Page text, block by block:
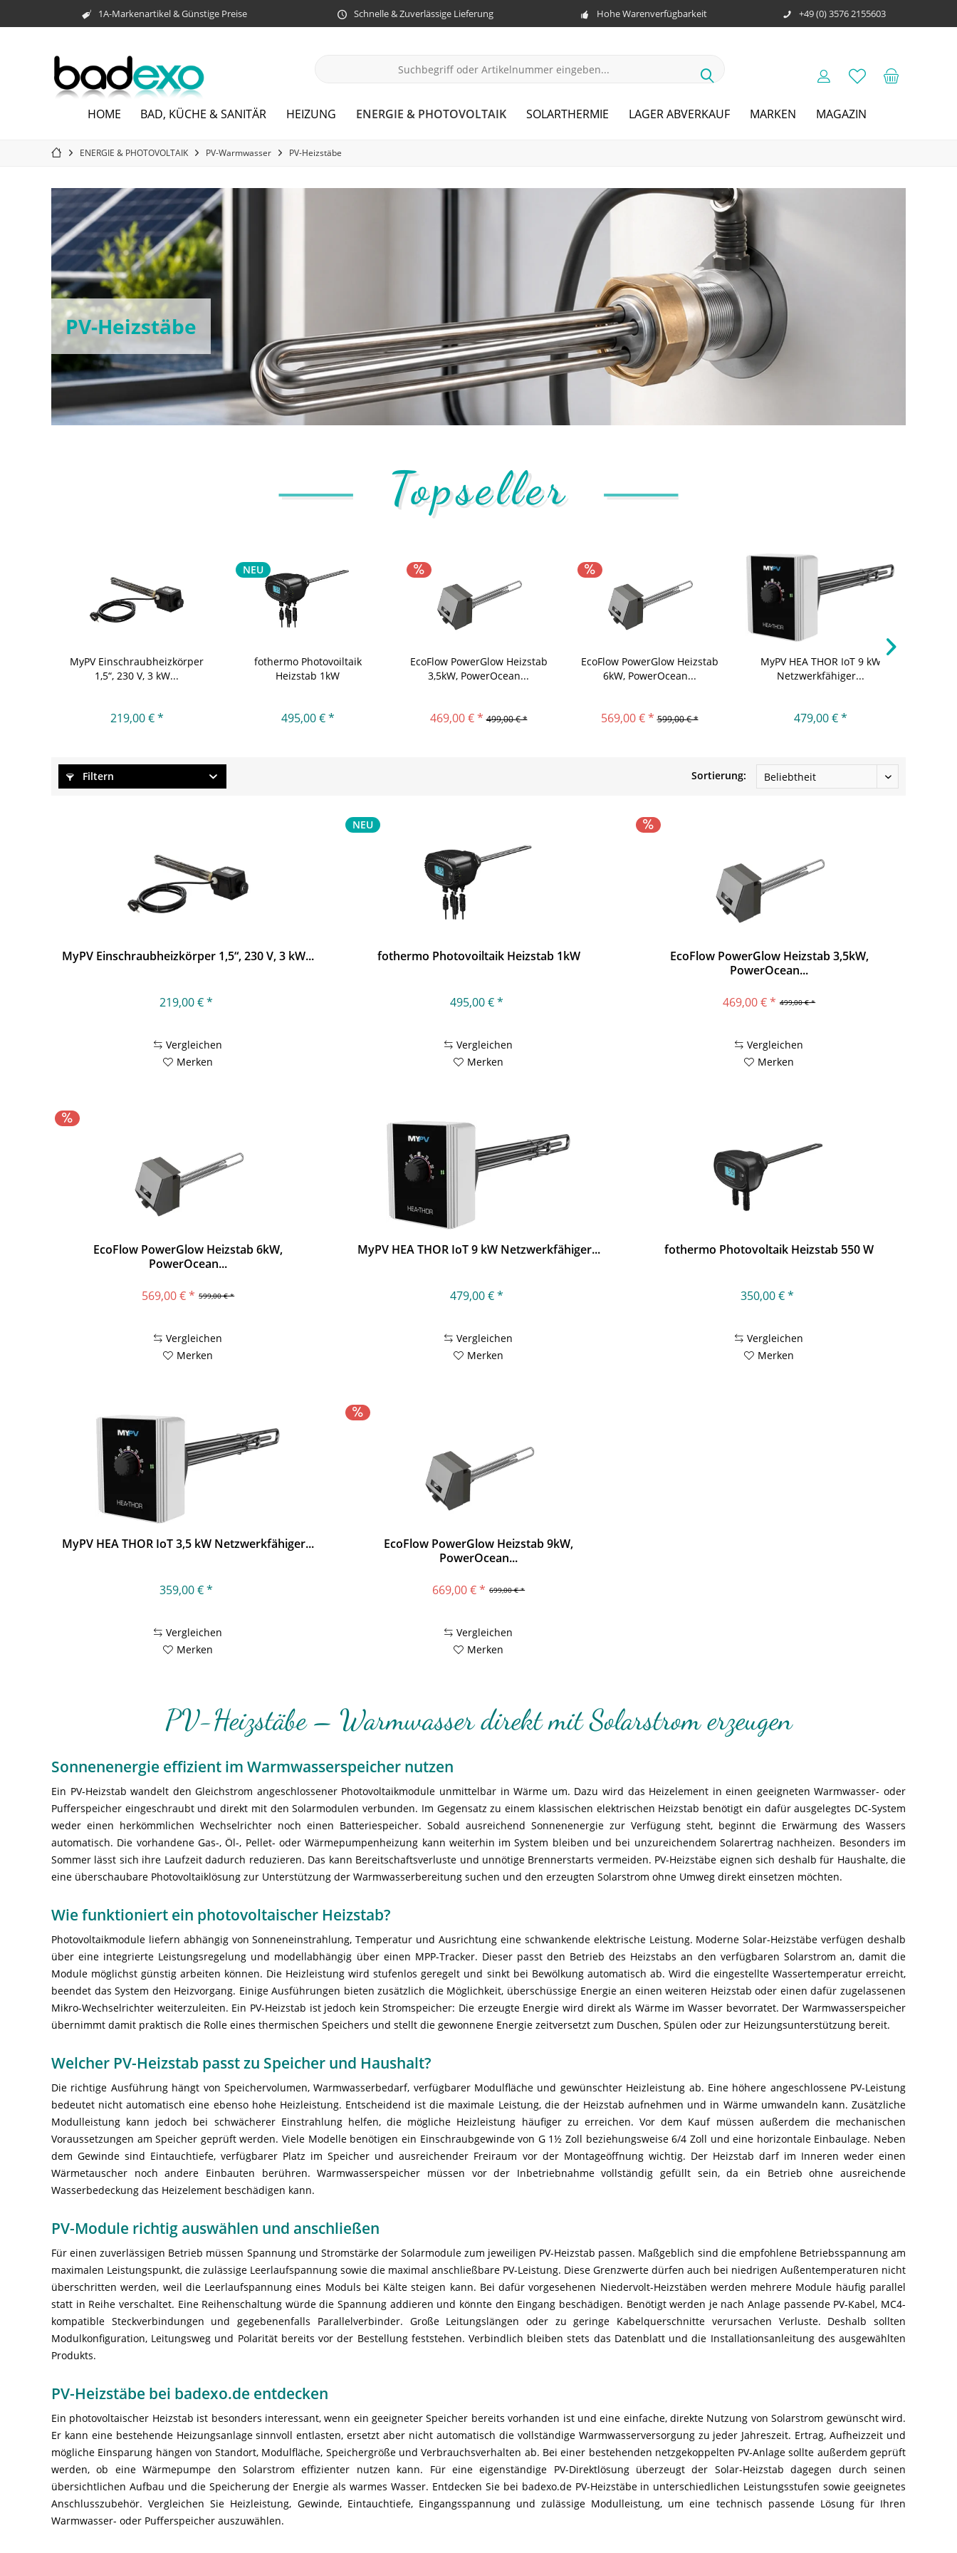
1A-Markenartikel & Günstige Preise Schnelle & Zuverlässige Lieferung Hohe Warenverfügbarkeit +49 (0) 3576 2155603
HOME BAD, KÜCHE & SANITÄR HEIZUNG ENERGIE & PHOTOVOLTAIK SOLARTHERMIE LAGER ABVERKAUF MARKEN MAGAZIN
ENERGIE & PHOTOVOLTAIK PV-Warmwasser PV-Heizstäbe
PV-Heizstäbe
Topseller
MyPV Einschraubheizkörper
1,5“, 230 V, 3 kW...
219,00 € *
NEU
fothermo Photovoiltaik
Heizstab 1kW
495,00 € *
EcoFlow PowerGlow Heizstab
3,5kW, PowerOcean...
469,00 € * 499,00 € *
EcoFlow PowerGlow Heizstab
6kW, PowerOcean...
569,00 € * 599,00 € *
MyPV HEA THOR IoT 9 kW
Netzwerkfähiger...
479,00 € *
Filtern Sortierung:
MyPV Einschraubheizkörper 1,5“, 230 V, 3 kW...
219,00 € *
Vergleichen
Merken
NEU
fothermo Photovoiltaik Heizstab 1kW
495,00 € *
Vergleichen
Merken
EcoFlow PowerGlow Heizstab 3,5kW,
PowerOcean...
499,00 € *
469,00 € *
Vergleichen
Merken
EcoFlow PowerGlow Heizstab 6kW,
PowerOcean...
599,00 € *
569,00 € *
Vergleichen
Merken
MyPV HEA THOR IoT 9 kW Netzwerkfähiger...
479,00 € *
Vergleichen
Merken
fothermo Photovoltaik Heizstab 550 W
350,00 € *
Vergleichen
Merken
MyPV HEA THOR IoT 3,5 kW Netzwerkfähiger...
359,00 € *
Vergleichen
Merken
EcoFlow PowerGlow Heizstab 9kW,
PowerOcean...
699,00 € *
669,00 € *
Vergleichen
Merken
PV-Heizstäbe – Warmwasser direkt mit Solarstrom erzeugen
Sonnenenergie effizient im Warmwasserspeicher nutzen
Ein PV-Heizstab wandelt den Gleichstrom angeschlossener Photovoltaikmodule unmittelbar in Wärme um. Dazu wird das Heizelement in einen geeigneten Warmwasser- oder
Pufferspeicher eingeschraubt und direkt mit den Solarmodulen verbunden. Im Gegensatz zu einem klassischen elektrischen Heizstab benötigt ein dafür ausgelegtes DC-System
weder einen herkömmlichen Wechselrichter noch einen Batteriespeicher. Sobald ausreichend Sonnenenergie zur Verfügung steht, beginnt die Erwärmung des Wassers
automatisch. Die vorhandene Gas-, Öl-, Pellet- oder Wärmepumpenheizung kann weiterhin im System bleiben und bei unzureichendem Solarertrag nachheizen. Besonders im
Sommer lässt sich ihre Laufzeit dadurch reduzieren. Das kann Bereitschaftsverluste und unnötige Brennerstarts vermeiden. PV-Heizstäbe eignen sich deshalb für Haushalte, die
eine überschaubare Photovoltaiklösung zur Unterstützung der Warmwasserbereitung suchen und den erzeugten Solarstrom ohne Umweg direkt einsetzen möchten.
Wie funktioniert ein photovoltaischer Heizstab?
Photovoltaikmodule liefern abhängig von Sonneneinstrahlung, Temperatur und Ausrichtung eine schwankende elektrische Leistung. Moderne Solar-Heizstäbe verfügen deshalb
über eine integrierte Leistungsregelung und modellabhängig über einen MPP-Tracker. Dieser passt den Betrieb des Heizstabs an den verfügbaren Solarstrom an, damit die
Module möglichst günstig arbeiten können. Die Heizleistung wird stufenlos geregelt und sinkt bei Bewölkung automatisch ab. Wird die eingestellte Wassertemperatur erreicht,
beendet das System den Heizvorgang. Einige Ausführungen bieten zusätzlich die Möglichkeit, überschüssige Energie an einen weiteren Heizstab oder einen dafür zugelassenen
Mikro-Wechselrichter weiterzuleiten. Ein PV-Heizstab ist jedoch kein Stromspeicher: Die erzeugte Energie wird direkt als Wärme im Wasser bevorratet. Der Warmwasserspeicher
übernimmt damit praktisch die Rolle eines thermischen Speichers und stellt die gewonnene Energie zeitversetzt zum Duschen, Spülen oder zur Heizungsunterstützung bereit.
Welcher PV-Heizstab passt zu Speicher und Haushalt?
Die richtige Ausführung hängt von Speichervolumen, Warmwasserbedarf, verfügbarer Modulfläche und gewünschter Heizleistung ab. Eine höhere angeschlossene PV-Leistung
bedeutet nicht automatisch eine ebenso hohe Heizleistung. Entscheidend ist die maximale Leistung, die der Heizstab aufnehmen und in Wärme umwandeln kann. Zusätzliche
Modulleistung kann jedoch bei schwächerer Einstrahlung helfen, die mögliche Heizleistung häufiger zu erreichen. Vor dem Kauf müssen außerdem die mechanischen
Voraussetzungen am Speicher geprüft werden. Viele Modelle benötigen ein Einschraubgewinde von G 1½ Zoll beziehungsweise 6/4 Zoll und eine horizontale Einbaulage. Neben
dem Gewinde sind Eintauchtiefe, verfügbarer Platz im Speicher und ausreichender Freiraum vor der Montageöffnung wichtig. Der Heizstab darf im Inneren weder einen
Wärmetauscher noch andere Einbauten berühren. Warmwasserspeicher müssen vor der Inbetriebnahme vollständig gefüllt sein, da ein Betrieb ohne ausreichende
Wasserbedeckung das Heizelement beschädigen kann.
PV-Module richtig auswählen und anschließen
Für einen zuverlässigen Betrieb müssen Spannung und Stromstärke der Solarmodule zum jeweiligen PV-Heizstab passen. Maßgeblich sind die empfohlene Betriebsspannung am
maximalen Leistungspunkt, die zulässige Leerlaufspannung sowie die maximal anschließbare PV-Leistung. Diese Grenzwerte dürfen auch bei niedrigen Außentemperaturen nicht
überschritten werden, weil die Leerlaufspannung eines Moduls bei Kälte steigen kann. Bei dafür vorgesehenen Niedervolt-Heizstäben werden mehrere Module häufig parallel
statt in Reihe verschaltet. Eine Reihenschaltung würde die Spannung addieren und könnte den Eingang beschädigen. Benötigt werden je nach Anlage passende PV-Kabel, MC4-
kompatible Steckverbindungen und gegebenenfalls Parallelverbinder. Große Leitungslängen oder zu geringe Kabelquerschnitte verursachen Verluste. Deshalb sollten
Modulkonfiguration, Leitungsweg und Polarität bereits vor der Bestellung feststehen. Verbindlich bleiben stets das Datenblatt und die Installationsanleitung des ausgewählten
Produkts.
PV-Heizstäbe bei badexo.de entdecken
Ein photovoltaischer Heizstab ist besonders interessant, wenn ein geeigneter Speicher bereits vorhanden ist und eine einfache, direkte Nutzung von Solarstrom gewünscht wird.
Er kann eine bestehende Heizungsanlage sinnvoll entlasten, ersetzt aber nicht automatisch die vollständige Warmwasserversorgung zu jeder Jahreszeit. Ertrag, Aufheizzeit und
mögliche Einsparung hängen von Standort, Modulfläche, Speichergröße und Verbrauchsverhalten ab. Bei einer bestehenden netzgekoppelten PV-Anlage sollte außerdem geprüft
werden, ob eine Wärmepumpe den Solarstrom effizienter nutzen kann. Für eine eigenständige PV-Direktlösung überzeugt der Solar-Heizstab dagegen durch seinen
übersichtlichen Aufbau und die Speicherung der Energie als warmes Wasser. Entdecken Sie bei badexo.de PV-Heizstäbe in unterschiedlichen Leistungsstufen sowie geeignetes
Anschlusszubehör. Vergleichen Sie Heizleistung, Gewinde, Eintauchtiefe, Eingangsspannung und zulässige Modulleistung, um eine technisch passende Lösung für Ihren
Warmwasser- oder Pufferspeicher auszuwählen.